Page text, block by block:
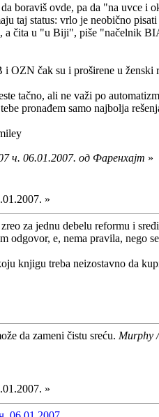
boraviš ovde, pa da "na uvce i
taj status: vrlo je neobično
čita u "u Biji", piše "načelnik
i OZN čak su i proširene u ženski
tačno, ali ne važi po
pronađem samo najbolja
ч. 06.01.2007. од Фаренхајт »
»
za jednu debelu reformu i
odgovor, e, nema pravila, nego
knjigu treba neizostavno da
da zameni čistu sreću. Murphy
»